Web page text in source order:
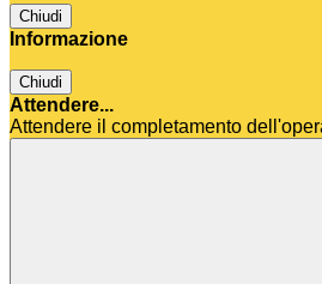
Chiudi
Informazione
Chiudi
Attendere...
Attendere il completamento